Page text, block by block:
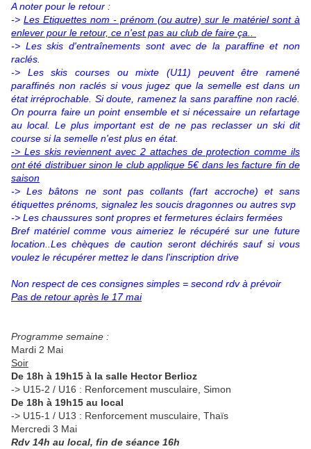
A noter pour le retour :
-> Les Etiquettes nom - prénom (ou autre) sur le matériel sont à
enlever pour le retour, ce n'est pas au club de faire ça..
-> Les skis d'entraînements sont avec de la paraffine et non
raclés.
-> Les skis courses ou mixte (U11) peuvent être ramené
paraffinés non raclés si vous jugez que la semelle est dans un
état irréprochable. Si doute, ramenez la sans paraffine non raclé.
On pourra faire un point ensemble et si nécessaire un refartage
au local. Le plus important est de ne pas reclasser un ski dit
course si la semelle n'est plus en état.
-> Les skis reviennent avec 2 attaches de protection comme ils
ont été distribuer sinon le club applique 5€ dans les facture fin de
saison
-> Les bâtons ne sont pas collants (fart accroche) et sans
étiquettes prénoms, signalez les soucis dragonnes ou autres svp
-> Les chaussures sont propres et fermetures éclairs fermées
Bref matériel comme vous aimeriez le récupéré sur une future
location..Les chèques de caution seront déchirés sauf si vous
voulez le récupérer mettez le dans l'inscription drive
Non respect de ces consignes simples = second rdv à prévoir
Pas de retour après le 17 mai
Programme semaine :
Mardi 2 Mai
Soir
De 18h à 19h15 à la salle Hector Berlioz
-> U15-2 / U16 : Renforcement musculaire, Simon
De 18h à 19h15 au local
-> U15-1 / U13 : Renforcement musculaire, Thaïs
Mercredi 3 Mai
Rdv 14h au local, fin de séance 16h